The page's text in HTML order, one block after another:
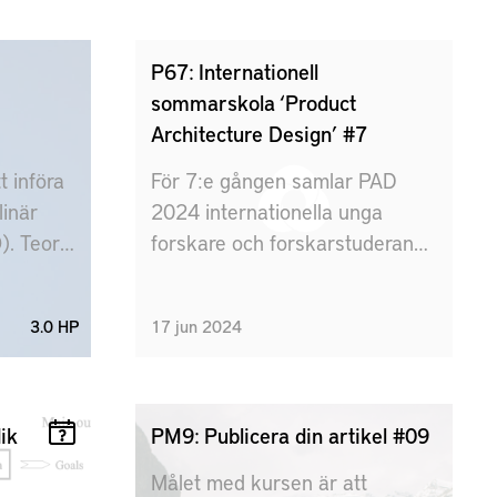
ska
4.0.
för ett givet produktionsavsnitt.
införa
Teorin
3.0 HP
P67: Internationell
sommarskola ‘Product
Architecture Design’ #7
För 7:e gången samlar PAD
2024 internationella unga
forskare och forskarstuderande
produktutveckling med fokus
med praktiska workshops för
att tillämpa delar av
genomgångna
17 jun 2024
PM9: Publicera din artikel #09
Målet med kursen är att